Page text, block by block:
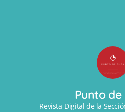
Punto de
Revista Digital de la